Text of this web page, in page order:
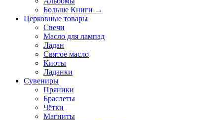
Больше Книги →
Церковные товары
Свечи
Масло для лампад
Ладан
Святое масло
Киоты
Ладанки
Сувениры
Пряники
Браслеты
Чётки
Магниты